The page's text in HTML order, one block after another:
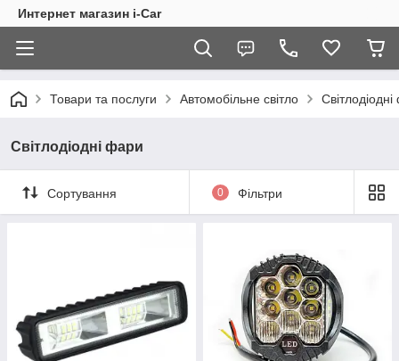
Интернет магазин i-Car
Товари та послуги Автомобільне світло
Світлодіодні фари
Сортування 0 Фільтри